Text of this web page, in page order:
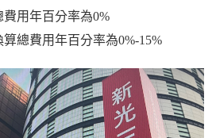
用年百分率為0%
總費用年百分率為0%-15%